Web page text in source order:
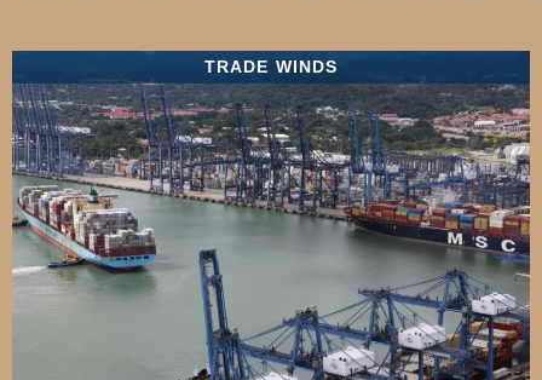
TRADE WINDS